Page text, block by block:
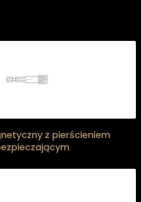
z pierścieniem